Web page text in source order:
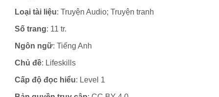
Loại tài liệu: Truyện Audio; Truyện tranh
Số trang: 11 tr.
Ngôn ngữ: Tiếng Anh
Chủ đề: Lifeskills
Cấp độ đọc hiểu: Level 1